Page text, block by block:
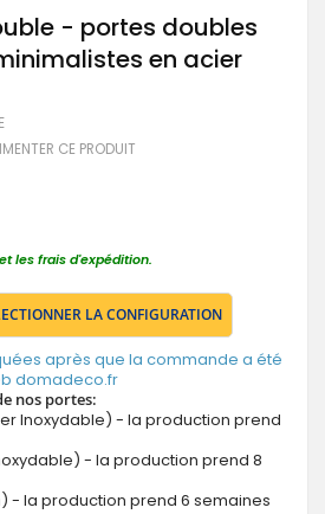
- portes doubles
en acier
CE PRODUIT
les frais d'expédition.
LA CONFIGURATION
après que la commande a été
domadeco.fr
nos portes:
Inoxydable) - la production prend
- la production prend 8
- la production prend 6 semaines